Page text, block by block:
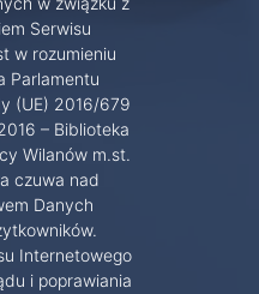
Serwisu
w rozumieniu
Parlamentu
(UE) 2016/679
– Biblioteka
Wilanów m.st.
czuwa nad
Danych
Internetowego
i poprawiania